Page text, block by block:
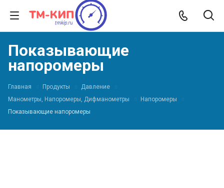
Показывающие
напоромеры
Главная Продукты
Давление
Манометры, Напоромеры, Дифманометры
Напоромеры
Показывающие напоромеры